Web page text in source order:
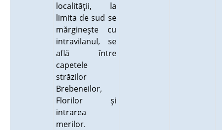
localităţii, la
limita de sud se
mărgineşte cu
intravilanul, se
află între
capetele
străzilor
Brebeneilor,
Florilor şi
intrarea
merilor.